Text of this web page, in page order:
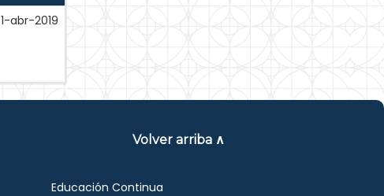
1-abr-2019
Volver arriba ∧
Educación Continua